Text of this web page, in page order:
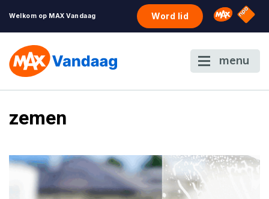
Welkom op MAX Vandaag Word lid Omroep
NPO
menu
zemen